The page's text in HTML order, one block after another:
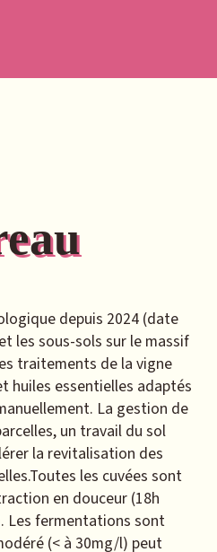
depuis 2024 (date
les sous-sols sur le massif
traitements de la vigne
huiles essentielles adaptés
La gestion de
un travail du sol
la revitalisation des
les cuvées sont
en douceur (18h
Les fermentations sont
(< à 30mg/l) peut